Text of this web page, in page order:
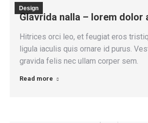
Design
Glavrida nalla – lorem dolor
Hitrices orci leo, et feugiat eros
ligula iaculis quis ornare id purus.
gravida felis nec ullam corper sem.
Read more